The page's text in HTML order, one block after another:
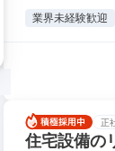
業界未経験歓迎
正
住宅設備の